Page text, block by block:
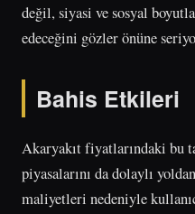
değil, siyasi ve sosyal
edeceğini gözler önüne
Bahis Etkileri
Akaryakıt fiyatlarındaki bu
piyasalarını da dolaylı
maliyetleri nedeniyle